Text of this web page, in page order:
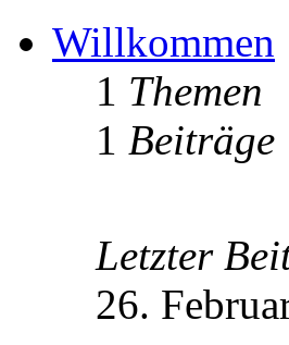
Willkommen
1 Themen
1 Beiträge
Letzter
26.